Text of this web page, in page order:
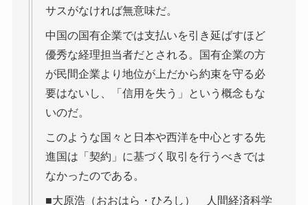
サスがなければ無意味だ。
中国の国有企業では支払いを引き延ばすほど
優秀な経理担当者だとされる。国有企業の方
が民間企業より地位が上だから約束を守る必
要はないし、「信用を失う」という概念もな
いのだ。
このような国々と日本や西洋を中心とする先
進国は「契約」に基づく取引を行うべきでは
なかったのである。
■大原浩（おおはら・ひろし） 人間経済科学